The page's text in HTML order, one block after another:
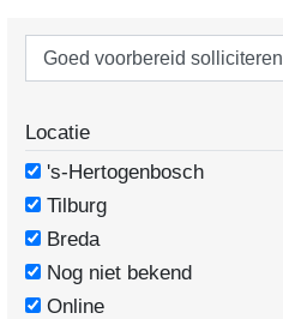
Locatie
's-Hertogenbosch
Tilburg
Breda
Nog niet bekend
Online